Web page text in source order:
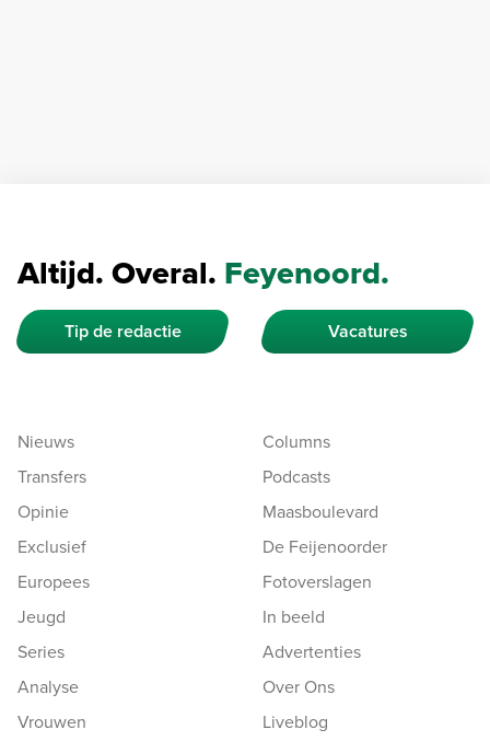
Altijd. Overal. Feyenoord.
Tip de redactie Vacatures
Nieuws
Transfers
Opinie
Exclusief
Europees
Jeugd
Series
Analyse
Vrouwen
Columns
Podcasts
Maasboulevard
De Feijenoorder
Fotoverslagen
In beeld
Advertenties
Over Ons
Liveblog